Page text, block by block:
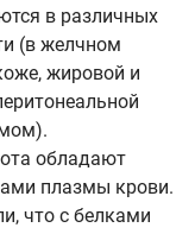
в различных
(в желчном
жировой и
обладают
плазмы крови.
что с белками